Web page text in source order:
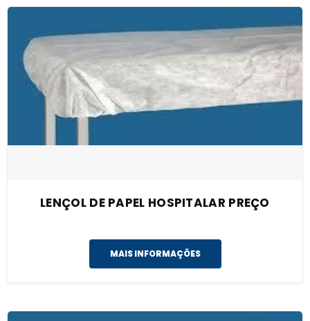
LENÇOL DE PAPEL HOSPITALAR PREÇO
MAIS INFORMAÇÕES